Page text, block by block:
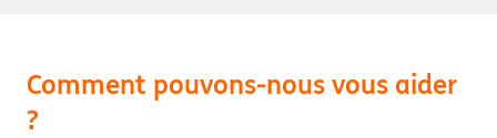
Comment pouvons-nous vous aider
?